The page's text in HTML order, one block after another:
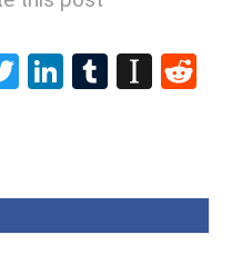
TwitterLinkedIn
Tumblr